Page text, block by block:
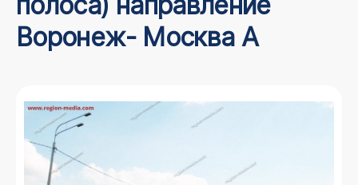
Воронеж- Москва А